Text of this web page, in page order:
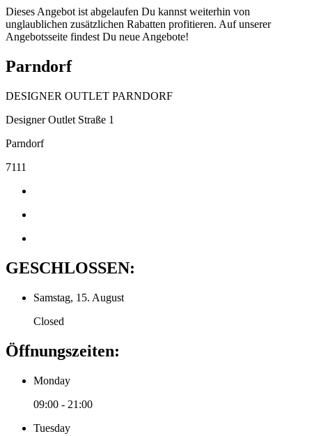
Dieses Angebot ist abgelaufen Du kannst weiterhin von
unglaublichen zusätzlichen Rabatten profitieren. Auf unserer
Angebotsseite findest Du neue Angebote!
Parndorf
DESIGNER OUTLET PARNDORF
Designer Outlet Straße 1
Parndorf
7111
GESCHLOSSEN:
Samstag, 15. August
Closed
Öffnungszeiten:
Monday
09:00 - 21:00
Tuesday